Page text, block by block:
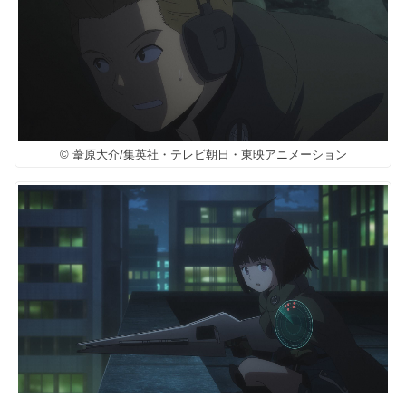
© 葦原大介/集英社・テレビ朝日・東映アニメーション